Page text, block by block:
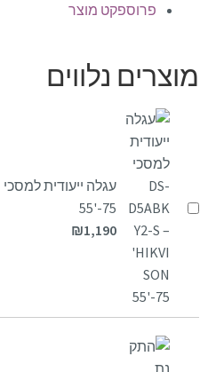
פרוספקט מוצר
מוצרים נלווים
55'-75
₪1,190